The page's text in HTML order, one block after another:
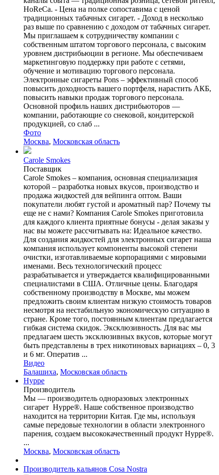
HoReCa. - Цена на полке сопоставима с ценой
традиционных табачных сигарет. - Доход в несколько
раз выше по сравнению с доходом от табачных сигарет.
Мы приглашаем к сотрудничеству компании с
собственным штатом торгового персонала, с высоким
уровнем дистрибьюции в регионе. Мы обеспечиваем
маркетинговую поддержку при работе с сетями,
обучение и мотивацию торгового персонала.
Электронные сигареты Pons – эффективный способ
повысить доходность вашего портфеля, нарастить АКБ,
повысить навыки продаж торгового персонала.
Основной профиль наших дистрибьюторов —
компании, работающие со снековой, кондитерской
продукцией, со слаб ...
Фото
Москва, Московская область
Carole Smokes
Поставщик
Carole Smokes – компания, основная специализация
которой – разработка новых вкусов, производство и
продажа жидкостей для вейпинга оптом. Ваши
покупатели любят густой и ароматный пар? Почему ты
еще не с нами? Компания Carole Smokes приготовила
для каждого клиента приятные бонусы - делая заказы у
нас вы можете рассчитывать на: Идеальное качество.
Для создания жидкостей для электронных сигарет наша
компания использует компоненты высокой степени
очистки, изготавливаемые корпорациями с мировыми
именами. Весь технологический процесс
разрабатывается и утверждается квалифицированными
специалистами в США. Отличные цены. Благодаря
собственному производству в Москве, мы можем
предложить своим клиентам низкую стоимость товаров
несмотря на нестабильную экономическую ситуацию в
стране. Кроме того, постоянным клиентам предлагается
гибкая система скидок. Эксклюзивность. Для вас мы
предлагаем шесть эксклюзивных вкусов, которые могут
быть представлены в трех никотиновых вариациях – 0, 3
и 6 мг. Оператив ...
Видео
Балашиха, Московская область
Hyppe
Производитель
Мы ― производитель одноразовых электронных
сигарет ​ Hyppe®. Наше собственное производство
находится на территории Китая. Где мы, используя
самые передовые технологии в области электронного
парения, создаем высококачественный продукт Hyppe®.
...
Москва, Московская область
Производитель кальянов Cosa Nostra